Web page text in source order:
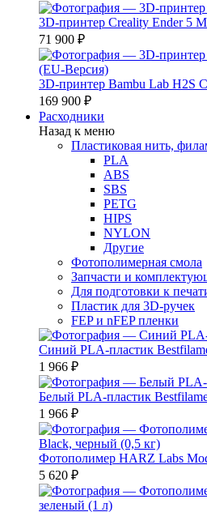
3D-принтер Creality Ender 5
71 900 ₽
3D-принтер Bambu Lab H2S
169 900 ₽
Расходники
Назад к меню
Пластиковая нить,
PLA
ABS
SBS
PETG
HIPS
NYLON
Другие
Фотополимерная смола
Запчасти и
Для подготовки к
Пластик для 3D-ручек
FEP и nFEP пленки
Синий PLA-пластик
1 966 ₽
Белый PLA-пластик
1 966 ₽
Фотополимер HARZ Labs
5 620 ₽